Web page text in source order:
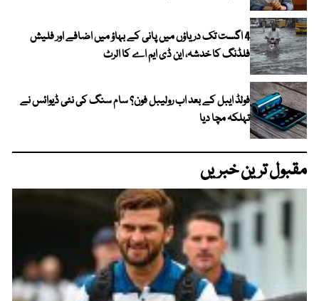
4 اگست تک دریاؤں میں پانی کے بہاؤ میں اضافے اور فلیش
فلڈنگ کا خدشہ، این ڈی ایم اے کا الرٹ
فولڈ ایبل کے بعد اب رولیبل فون؟ سام سنگ کی نئی ڈیوائس نے
تہلکہ مچا دیا
مقبول ترین خبریں